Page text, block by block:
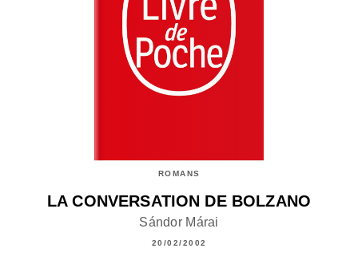
ROMANS
LA CONVERSATION DE BOLZANO
Sándor Márai
20/02/2002